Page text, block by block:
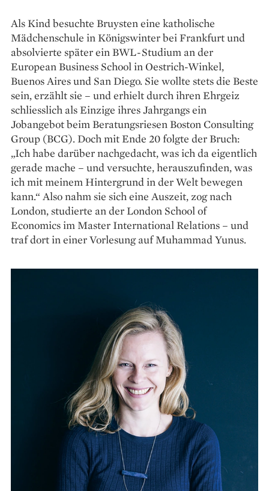
Als Kind besuchte Bruysten eine katholische
Mädchenschule in Königswinter bei Frankfurt und
absolvierte später ein BWL-Studium an der
European Business School in Oestrich-Winkel,
Buenos Aires und San Diego. Sie wollte stets die Beste
sein, erzählt sie – und erhielt durch ihren Ehrgeiz
schliesslich als Einzige ihres Jahrgangs ein
Jobangebot beim Beratungsriesen Boston Consulting
Group (BCG). Doch mit Ende 20 folgte der Bruch:
„Ich habe darüber nachgedacht, was ich da eigentlich
gerade mache – und versuchte, herauszufinden, was
ich mit meinem Hintergrund in der Welt bewegen
kann.“ Also nahm sie sich eine Auszeit, zog nach
London, studierte an der London School of
Economics im Master International Relations – und
traf dort in einer Vorlesung auf Muhammad Yunus.